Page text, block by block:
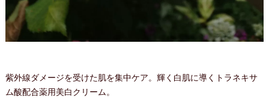
紫外線ダメージを受けた肌を集中ケア。輝く白肌に導くトラネキサ
ム酸配合薬用美白クリーム。